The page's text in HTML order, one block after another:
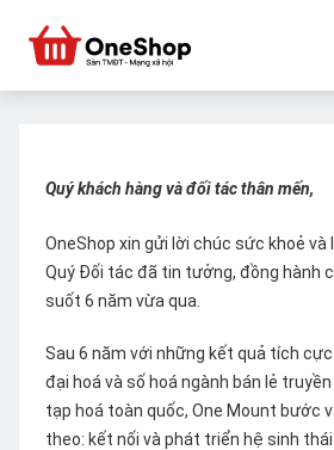
Quý khách hàng và đối tác thân mến,
OneShop xin gửi lời chúc sức khoẻ
Quý Đối tác đã tin tưởng, đồng hành
suốt 6 năm vừa qua.
Sau 6 năm với những kết quả tích
đại hoá và số hoá ngành bán lẻ
tạp hoá toàn quốc, One Mount bước
theo: kết nối và phát triển hệ sinh